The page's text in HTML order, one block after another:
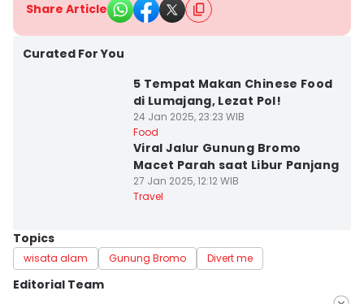
Share Article
Curated For You
5 Tempat Makan Chinese Food
di Lumajang, Lezat Pol!
24 Jan 2025, 23:23 WIB
Food
Viral Jalur Gunung Bromo
Macet Parah saat Libur Panjang
27 Jan 2025, 12:12 WIB
Travel
Topics
wisata alam Gunung Bromo Divert me
Editorial Team